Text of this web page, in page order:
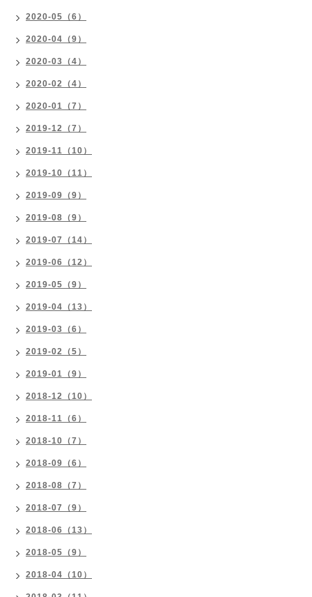
2020-05（6）
2020-04（9）
2020-03（4）
2020-02（4）
2020-01（7）
2019-12（7）
2019-11（10）
2019-10（11）
2019-09（9）
2019-08（9）
2019-07（14）
2019-06（12）
2019-05（9）
2019-04（13）
2019-03（6）
2019-02（5）
2019-01（9）
2018-12（10）
2018-11（6）
2018-10（7）
2018-09（6）
2018-08（7）
2018-07（9）
2018-06（13）
2018-05（9）
2018-04（10）